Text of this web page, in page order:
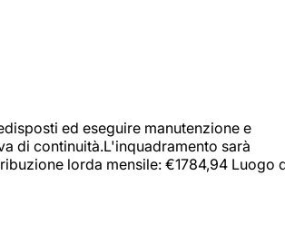
ed eseguire manutenzione e
di continuità.L'inquadramento sarà
lorda mensile: €1784,94 Luogo